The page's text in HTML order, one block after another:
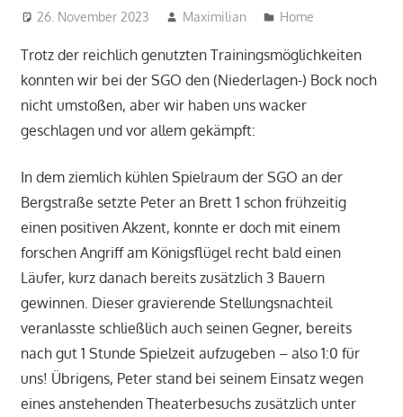
26. November 2023 Maximilian Home
Trotz der reichlich genutzten Trainingsmöglichkeiten
konnten wir bei der SGO den (Niederlagen-) Bock noch
nicht umstoßen, aber wir haben uns wacker
geschlagen und vor allem gekämpft:
In dem ziemlich kühlen Spielraum der SGO an der
Bergstraße setzte Peter an Brett 1 schon frühzeitig
einen positiven Akzent, konnte er doch mit einem
forschen Angriff am Königsflügel recht bald einen
Läufer, kurz danach bereits zusätzlich 3 Bauern
gewinnen. Dieser gravierende Stellungsnachteil
veranlasste schließlich auch seinen Gegner, bereits
nach gut 1 Stunde Spielzeit aufzugeben – also 1:0 für
uns! Übrigens, Peter stand bei seinem Einsatz wegen
eines anstehenden Theaterbesuchs zusätzlich unter